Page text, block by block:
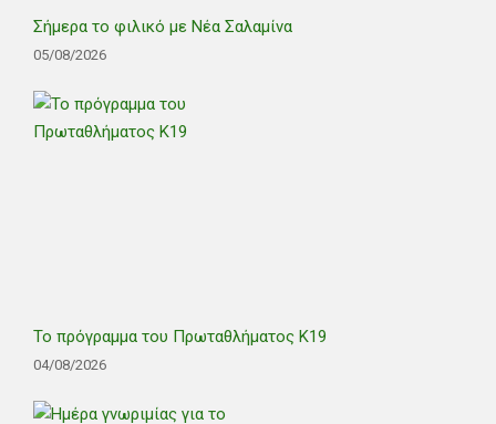
Σήμερα το φιλικό με Νέα Σαλαμίνα
05/08/2026
Το πρόγραμμα του Πρωταθλήματος Κ19
04/08/2026